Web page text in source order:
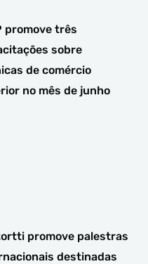
promove três
sobre
de comércio
no mês de junho
promove palestras
destinadas